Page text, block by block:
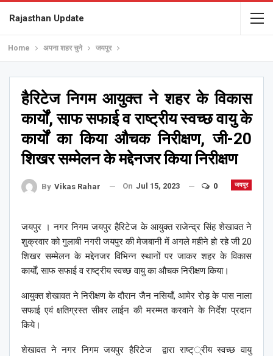
Rajasthan Update
Home अपना शहर चुने जयपुर
हैरिटेज निगम आयुक्त ने शहर के विकास
कार्यों, साफ सफाई व राष्ट्रीय स्वच्छ वायु के
कार्यों का किया औचक निरीक्षण, जी-20
शिखर सम्मेलन के मद्देनजर किया निरीक्षण
जयपुर
By Vikas Rahar On Jul 15, 2023 0
जयपुर । नगर निगम जयपुर हैरिटेज के आयुक्त राजेन्द्र सिंह शेखावत ने
शुक्रवार को गुलाबी नगरी जयपुर की मेजबानी में अगले महीने हो रहे जी 20
शिखर सम्मेलन के मद्देनजर विभिन्न स्थानों पर जाकर शहर के विकास
कार्यों, साफ सफाई व राष्ट्रीय स्वच्छ वायु का औचक निरीक्षण किया।
आयुक्त शेखावत ने निरीक्षण के दौरान जैन नसियाँ, आमेर रोड़ के पास नाला
सफाई एवं क्षतिग्रस्त सीवर लाईन की मरम्मत करवाने के निर्देश प्रदान
किये।
शेखावत ने नगर निगम जयपुर हैरिटेज द्वारा राष्ट््रीय स्वच्छ वायु